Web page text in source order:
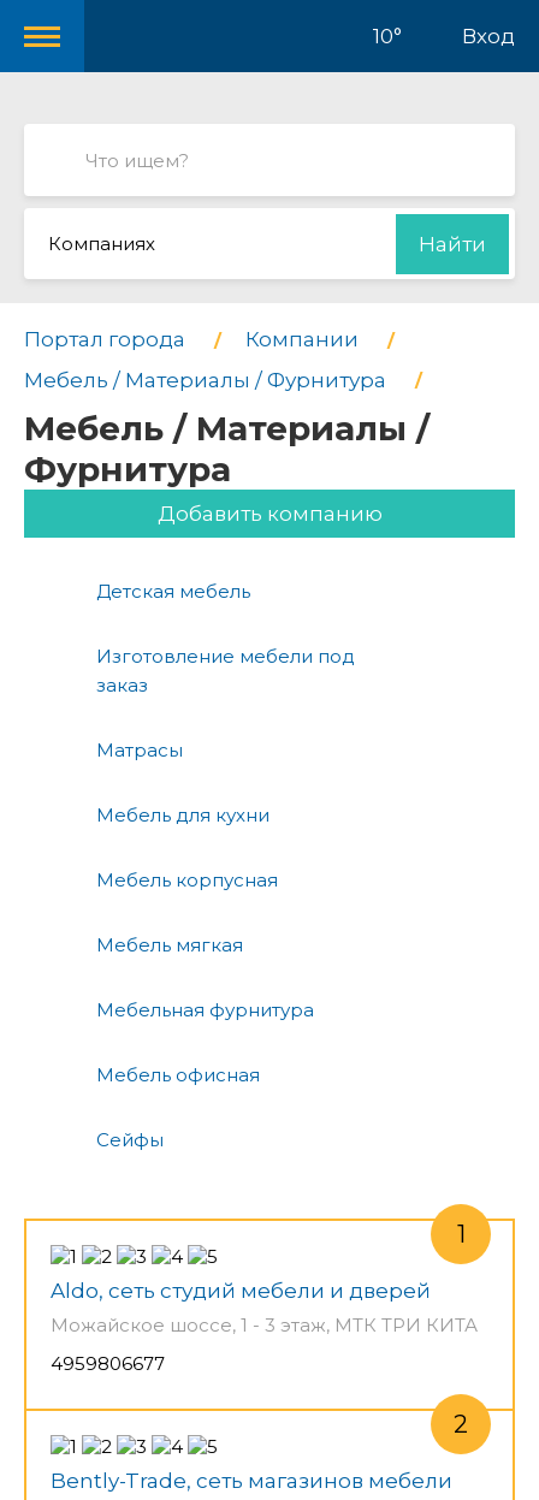
10° Вход
Компаниях Найти
Портал города
Компании
Мебель / Материалы / Фурнитура
Мебель / Материалы /
Фурнитура
Добавить компанию
Детская мебель
Изготовление мебели под
заказ
Матрасы
Мебель для кухни
Мебель корпусная
Мебель мягкая
Мебельная фурнитура
Мебель офисная
Сейфы
Aldo, сеть студий мебели и дверей
Можайское шоссе, 1 - 3 этаж, МТК ТРИ КИТА
4959806677
Bently-Trade, сеть магазинов мебели